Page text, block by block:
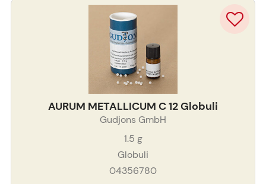
AURUM METALLICUM C 12 Globuli
Gudjons GmbH
1.5 g
Globuli
04356780